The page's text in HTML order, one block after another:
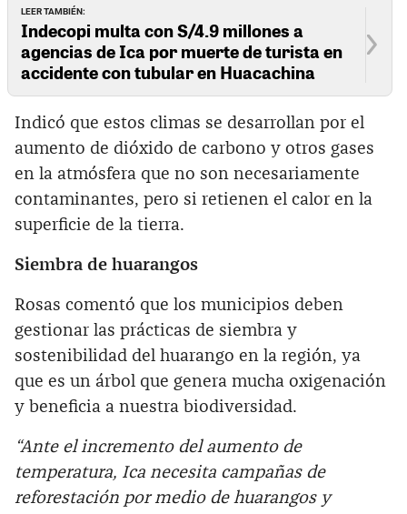
LEER TAMBIÉN:
Indecopi multa con S/4.9 millones a
agencias de Ica por muerte de turista en
accidente con tubular en Huacachina
Indicó que estos climas se desarrollan por el
aumento de dióxido de carbono y otros gases
en la atmósfera que no son necesariamente
contaminantes, pero si retienen el calor en la
superficie de la tierra.
Siembra de huarangos
Rosas comentó que los municipios deben
gestionar las prácticas de siembra y
sostenibilidad del huarango en la región, ya
que es un árbol que genera mucha oxigenación
y beneficia a nuestra biodiversidad.
“Ante el incremento del aumento de
temperatura, Ica necesita campañas de
reforestación por medio de huarangos y